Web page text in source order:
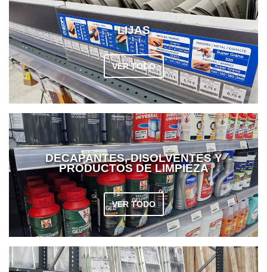
LIJAS
VER TODO
DECAPANTES, DISOLVENTES Y
PRODUCTOS DE LIMPIEZA
VER TODO